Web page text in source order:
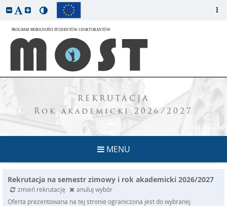
REKRUTACJA
Rok akademicki 2026/2027
MENU
Rekrutacja na semestr zimowy i rok akademicki 2026/2027
zmień rekrutację
anuluj wybór
Oferta prezentowana na tej stronie ograniczona jest do wybranej